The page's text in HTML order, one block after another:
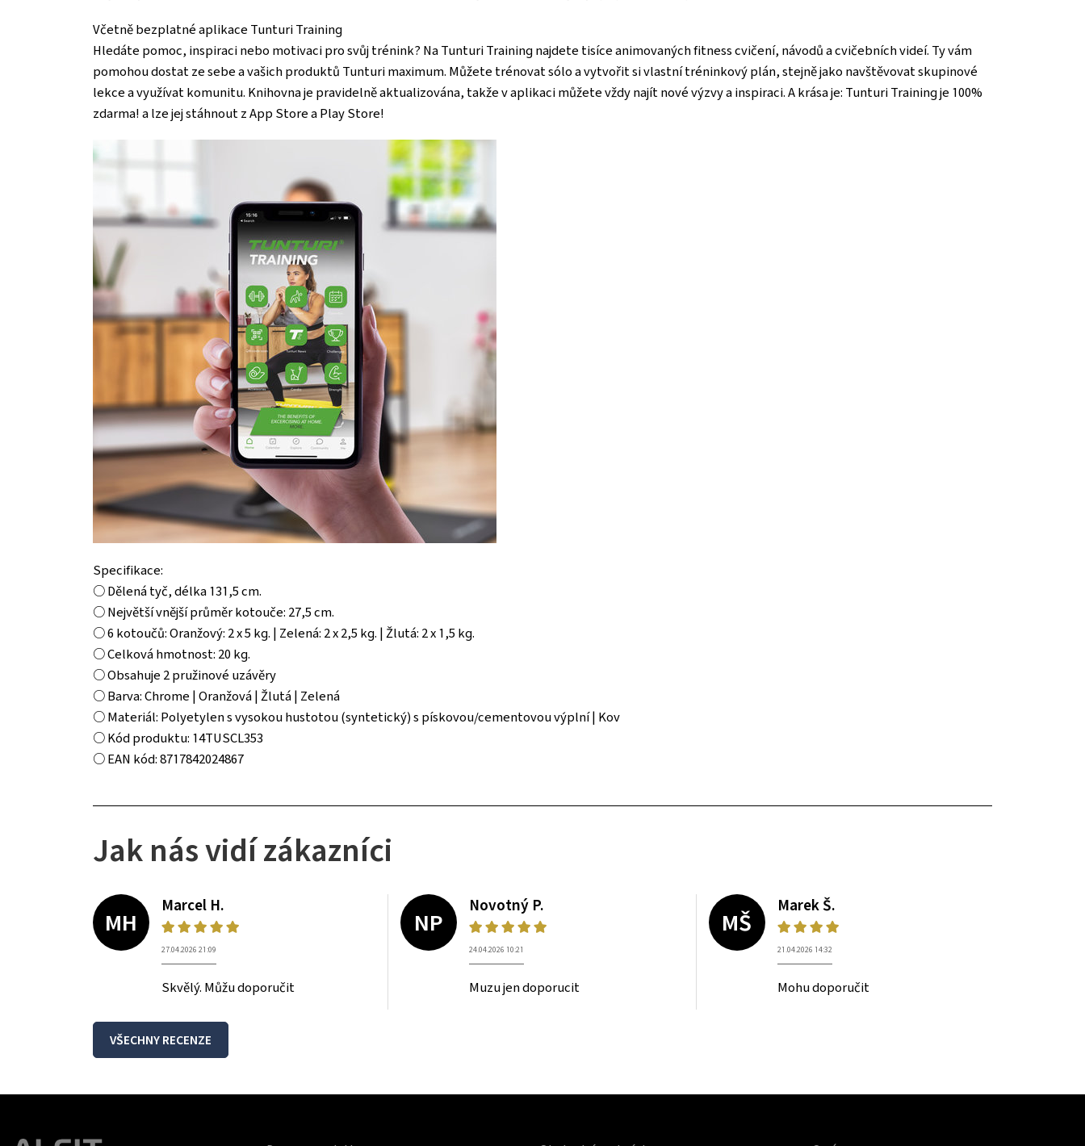
Včetně bezplatné aplikace Tunturi Training
Hledáte pomoc, inspiraci nebo motivaci pro svůj trénink? Na Tunturi Training najdete tisíce animovaných fitness cvičení, návodů a cvičebních videí. Ty vám
pomohou dostat ze sebe a vašich produktů Tunturi maximum. Můžete trénovat sólo a vytvořit si vlastní tréninkový plán, stejně jako navštěvovat skupinové
lekce a využívat komunitu. Knihovna je pravidelně aktualizována, takže v aplikaci můžete vždy najít nové výzvy a inspiraci. A krása je: Tunturi Training je 100%
zdarma! a lze jej stáhnout z App Store a Play Store!
Specifikace:
○ Dělená tyč, délka 131,5 cm.
○ Největší vnější průměr kotouče: 27,5 cm.
○ 6 kotoučů: Oranžový: 2 x 5 kg. | Zelená: 2 x 2,5 kg. | Žlutá: 2 x 1,5 kg.
○ Celková hmotnost: 20 kg.
○ Obsahuje 2 pružinové uzávěry
○ Barva: Chrome | Oranžová | Žlutá | Zelená
○ Materiál: Polyetylen s vysokou hustotou (syntetický) s pískovou/cementovou výplní | Kov
○ Kód produktu: 14TUSCL353
○ EAN kód: 8717842024867
Jak nás vidí zákazníci
MH
Marcel H.
27.04.2026 21:09
Skvělý. Můžu doporučit
NP
Novotný P.
24.04.2026 10:21
Muzu jen doporucit
MŠ
Marek Š.
21.04.2026 14:32
Mohu doporučit
VŠECHNY RECENZE